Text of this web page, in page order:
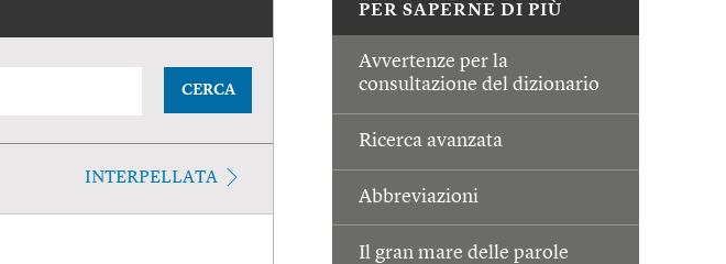
PER SAPERNE DI PIÙ
Avvertenze per la
consultazione del dizionario
Ricerca avanzata
Abbreviazioni
Il gran mare delle parole
CERCA
INTERPELLATA